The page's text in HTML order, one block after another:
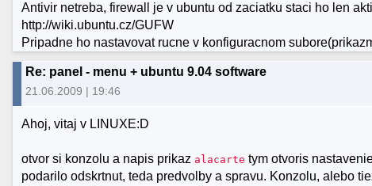
Antivir netreba, firewall je v ubuntu od zaciatku staci ho len
http://wiki.ubuntu.cz/GUFW
Pripadne ho nastavovat rucne v konfiguracnom
Re: panel - menu + ubuntu 9.04 software
21.06.2009 | 19:46
Ahoj, vitaj v LINUXE:D
otvor si konzolu a napis prikaz alacarte tym otvoris
podarilo odskrtnut, teda predvolby a spravu. Konzolu, alebo